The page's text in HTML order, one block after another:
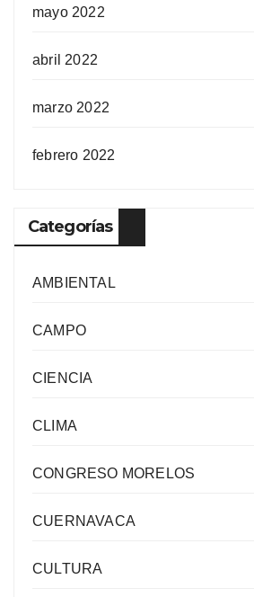
mayo 2022
abril 2022
marzo 2022
febrero 2022
Categorías
AMBIENTAL
CAMPO
CIENCIA
CLIMA
CONGRESO MORELOS
CUERNAVACA
CULTURA